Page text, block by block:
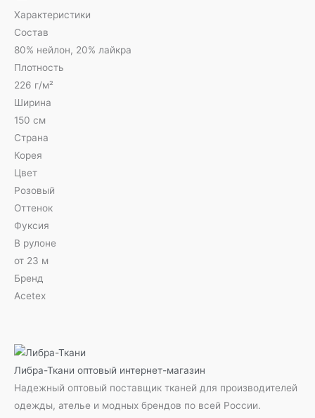
Характеристики
Состав
80% нейлон, 20% лайкра
Плотность
226 г/м²
Ширина
150 см
Страна
Корея
Цвет
Розовый
Оттенок
Фуксия
В рулоне
от 23 м
Бренд
Acetex
Либра-Ткани оптовый интернет-магазин
Надежный оптовый поставщик тканей для производителей
одежды, ателье и модных брендов по всей России.